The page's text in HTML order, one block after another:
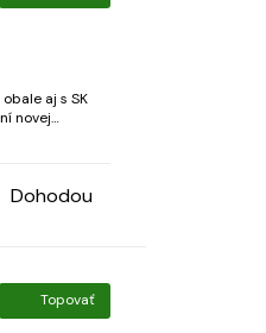
aj s SK
novej
Dohodou
Topovať